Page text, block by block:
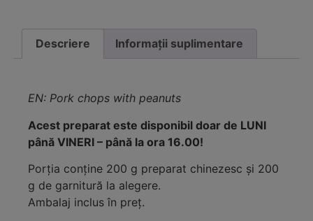
Descriere Informații suplimentare
EN: Pork chops with peanuts
Acest preparat este disponibil doar de LUNI
până VINERI – până la ora 16.00!
Porţia conţine 200 g preparat chinezesc și 200
g de garnitură la alegere.
Ambalaj inclus în preț.